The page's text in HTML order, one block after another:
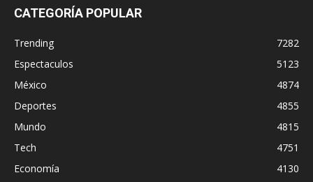
CATEGORÍA POPULAR
Trending
7282
Espectaculos
5123
México
4874
Deportes
4855
Mundo
4815
Tech
4751
Economía
4130